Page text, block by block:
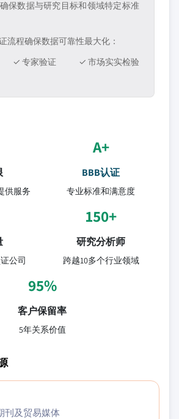
保数据与研究目标和领域特定标准
流程确保数据可靠性最大化：
✓ 专家验证 ✓ 市场实实检验
供服务
A+
BBB认证
专业标准和满意度
证公司
150+
研究分析师
跨越10多个行业领域
95%
客户保留率
5年关系价值
刊及贸易媒体